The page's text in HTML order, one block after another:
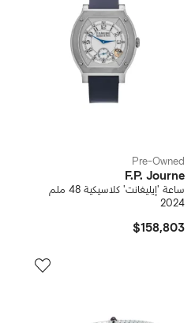
Pre-Owned
F.P. Journe
ساعة 'إيليغانت' كلاسيكية 48 ملم
2024
$158,803